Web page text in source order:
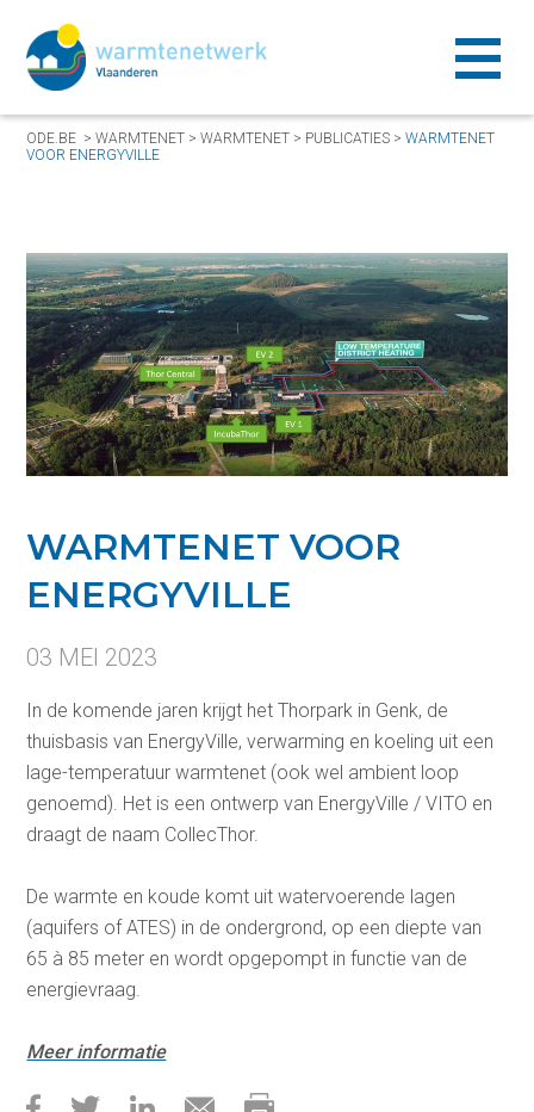
ODE.BE >WARMTENET >WARMTENET > PUBLICATIES >WARMTENET
VOOR ENERGYVILLE
WARMTENET VOOR
ENERGYVILLE
03 MEI 2023
In de komende jaren krijgt het Thorpark in Genk, de
thuisbasis van EnergyVille, verwarming en koeling uit een
lage-temperatuur warmtenet (ook wel ambient loop
genoemd). Het is een ontwerp van EnergyVille / VITO en
draagt de naam CollecThor.
De warmte en koude komt uit watervoerende lagen
(aquifers of ATES) in de ondergrond, op een diepte van
65 à 85 meter en wordt opgepompt in functie van de
energievraag.
Meer informatie